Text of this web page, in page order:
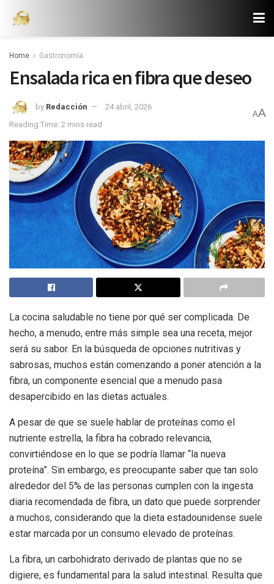
Home Gastronomía
Ensalada rica en fibra que deseo
by Redacción
24 abril, 2026
Reading Time: 2 mins read
AA
La cocina saludable no tiene por qué ser complicada. De
hecho, a menudo, entre más simple sea una receta, mejor
será su sabor. En la búsqueda de opciones nutritivas y
sabrosas, muchos están comenzando a poner atención a la
fibra, un componente esencial que a menudo pasa
desapercibido en las dietas actuales.
A pesar de que se suele hablar de proteínas como el
nutriente estrella, la fibra ha cobrado relevancia,
convirtiéndose en lo que se podría llamar “la nueva
proteína”. Sin embargo, es preocupante saber que tan solo
alrededor del 5% de las personas cumplen con la ingesta
diaria recomendada de fibra, un dato que puede sorprender
a muchos, considerando que la dieta estadounidense suele
estar marcada por un consumo elevado de proteínas.
La fibra, un carbohidrato derivado de plantas que no se
digiere, es fundamental para la salud intestinal. Resulta que